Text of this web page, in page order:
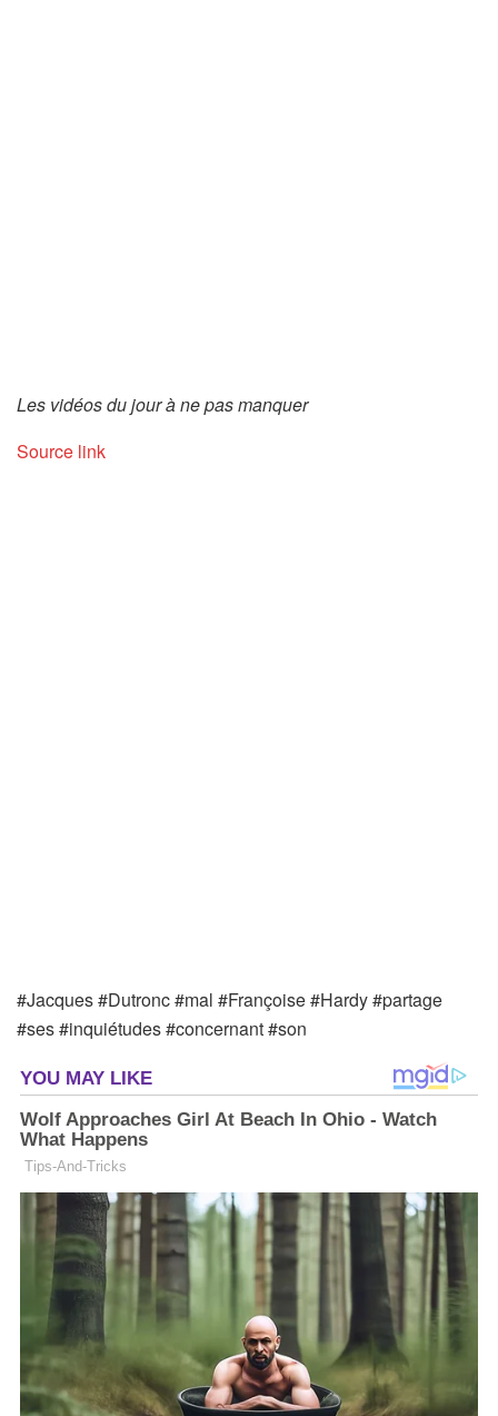
Les vidéos du jour à ne pas manquer
Source link
#Jacques #Dutronc #mal #Françoise #Hardy #partage
#ses #inquiétudes #concernant #son